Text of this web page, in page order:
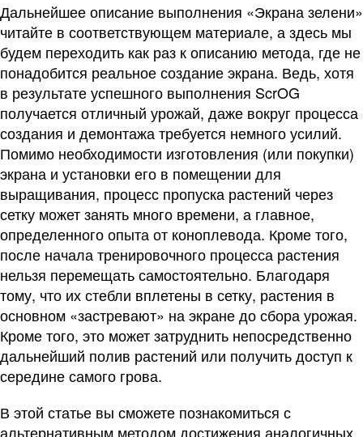
Дальнейшее описание выполнения «Экрана зелени»
читайте в соответствующем материале, а здесь мы
будем переходить как раз к описанию метода, где не
понадобится реальное создание экрана. Ведь, хотя
в результате успешного выполнения ScrOG
получается отличный урожай, даже вокруг процесса
создания и демонтажа требуется немного усилий.
Помимо необходимости изготовления (или покупки)
экрана и установки его в помещении для
выращивания, процесс пропуска растений через
сетку может занять много времени, а главное,
определенного опыта от коноплевода. Кроме того,
после начала тренировочного процесса растения
нельзя перемещать самостоятельно. Благодаря
тому, что их стебли вплетены в сетку, растения в
основном «застревают» на экране до сбора урожая.
Кроме того, это может затруднить непосредственно
дальнейший полив растений или получить доступ к
середине самого грова.
В этой статье вы сможете познакомиться с
альтернативным методом достижения аналогичных